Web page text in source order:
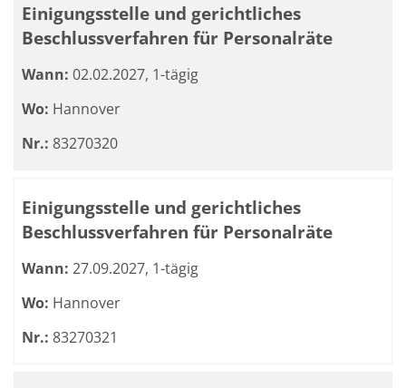
Einigungsstelle und gerichtliches
Beschlussverfahren für Personalräte
Wann: 02.02.2027, 1-tägig
Wo: Hannover
Nr.: 83270320
Einigungsstelle und gerichtliches
Beschlussverfahren für Personalräte
Wann: 27.09.2027, 1-tägig
Wo: Hannover
Nr.: 83270321